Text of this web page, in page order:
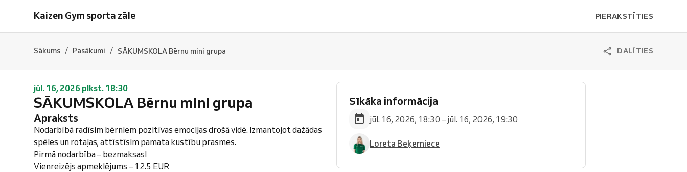
Kaizen Gym sporta zāle PIERAKSTĪTIES
Sākums / Pasākumi / SĀKUMSKOLA Bērnu mini grupa DALĪTIES
jūl. 16, 2026 plkst. 18:30
SĀKUMSKOLA Bērnu mini grupa
Apraksts
Nodarbībā radīsim bērniem pozitīvas emocijas drošā vidē. Izmantojot dažādas
spēles un rotaļas, attīstīsim pamata kustību prasmes.
Pirmā nodarbība – bezmaksas!
Vienreizējs apmeklējums – 12.5 EUR
Sīkāka informācija
jūl. 16, 2026, 18:30 – jūl. 16, 2026, 19:30
Loreta Beķerniece